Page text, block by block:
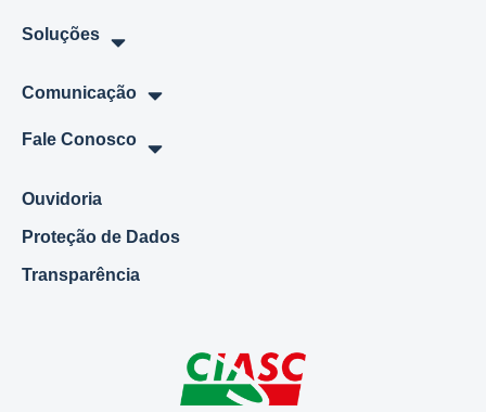
Soluções
Comunicação
Fale Conosco
Ouvidoria
Proteção de Dados
Transparência